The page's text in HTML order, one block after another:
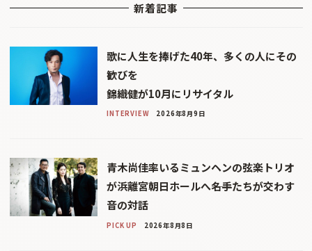
新着記事
歌に人生を捧げた40年、多くの人にその
歓びを
錦織健が10月にリサイタル
INTERVIEW 2026年8月9日
青木尚佳率いるミュンヘンの弦楽トリオ
が浜離宮朝日ホールへ――名手たちが交わす
音の対話
PICK UP 2026年8月8日